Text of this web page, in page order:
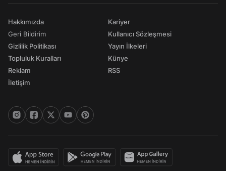
Hakkımızda
Geri Bildirim
Gizlilik Politikası
Topluluk Kuralları
Reklam
İletişim
Kariyer
Kullanıcı Sözleşmesi
Yayın İlkeleri
Künye
RSS